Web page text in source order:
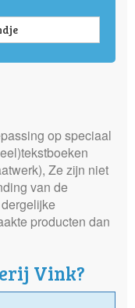
op speciaal
Ze zijn niet
van de
producten dan
Vink?